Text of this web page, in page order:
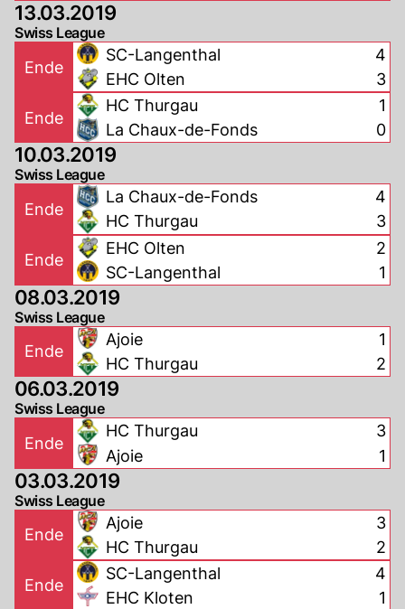
13.03.2019
Swiss League
Ende
SC-Langenthal
EHC Olten
4
3
Ende
HC Thurgau
La Chaux-de-Fonds
1
0
10.03.2019
Swiss League
Ende
La Chaux-de-Fonds
HC Thurgau
4
3
Ende
EHC Olten
SC-Langenthal
2
1
08.03.2019
Swiss League
Ende
Ajoie
HC Thurgau
1
2
06.03.2019
Swiss League
Ende
HC Thurgau
Ajoie
3
1
03.03.2019
Swiss League
Ende
Ajoie
HC Thurgau
3
2
Ende
SC-Langenthal
EHC Kloten
4
1